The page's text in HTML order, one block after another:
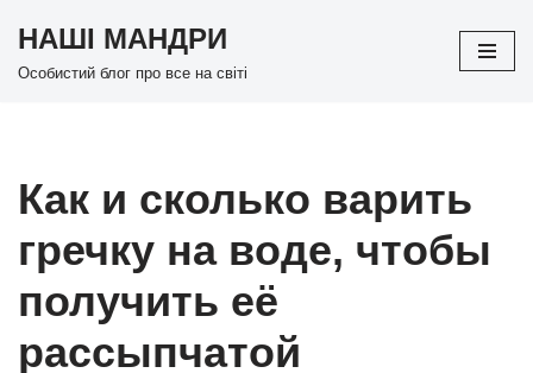
Перейти
НАШІ МАНДРИ
Особистий блог про все на світі
Как и сколько варить
гречку на воде, чтобы
получить её
рассыпчатой